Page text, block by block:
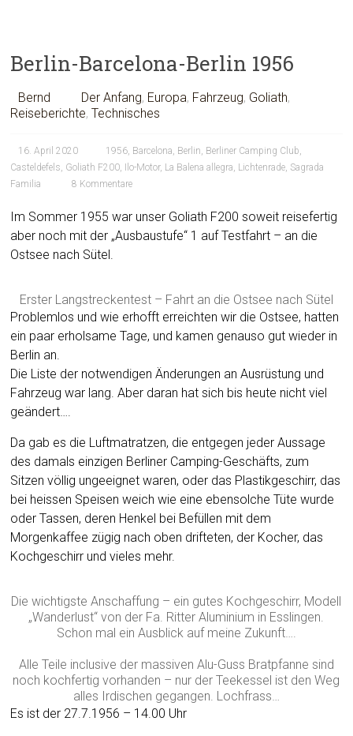
Berlin-Barcelona-Berlin 1956
Bernd Der Anfang, Europa, Fahrzeug, Goliath,
Reiseberichte,Technisches
16. April 2020 1956, Barcelona, Berlin, Berliner Camping Club,
Casteldefels, Goliath F200, Ilo-Motor, La Balena allegra, Lichtenrade, Sagrada
Familia
8 Kommentare
Im Sommer 1955 war unser Goliath F200 soweit reisefertig
aber noch mit der „Ausbaustufe“ 1 auf Testfahrt – an die
Ostsee nach Sütel.
Erster Langstreckentest – Fahrt an die Ostsee nach Sütel
Problemlos und wie erhofft erreichten wir die Ostsee, hatten
ein paar erholsame Tage, und kamen genauso gut wieder in
Berlin an.
Die Liste der notwendigen Änderungen an Ausrüstung und
Fahrzeug war lang. Aber daran hat sich bis heute nicht viel
geändert….
Da gab es die Luftmatratzen, die entgegen jeder Aussage
des damals einzigen Berliner Camping-Geschäfts, zum
Sitzen völlig ungeeignet waren, oder das Plastikgeschirr, das
bei heissen Speisen weich wie eine ebensolche Tüte wurde
oder Tassen, deren Henkel bei Befüllen mit dem
Morgenkaffee zügig nach oben drifteten, der Kocher, das
Kochgeschirr und vieles mehr.
Die wichtigste Anschaffung – ein gutes Kochgeschirr, Modell
„Wanderlust“ von der Fa. Ritter Aluminium in Esslingen.
Schon mal ein Ausblick auf meine Zukunft….
Alle Teile inclusive der massiven Alu-Guss Bratpfanne sind
noch kochfertig vorhanden – nur der Teekessel ist den Weg
alles Irdischen gegangen. Lochfrass…
Es ist der 27.7.1956 – 14.00 Uhr